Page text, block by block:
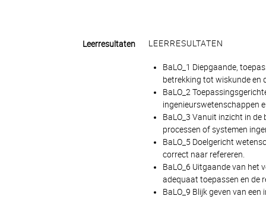
Leerresultaten LEERRESULTATEN
BaLO_1 Diepgaande,
betrekking tot wiskunde en
BaLO_2
ingenieurswetenschappen
BaLO_3 Vanuit inzicht in
processen of systemen
BaLO_5 Doelgericht
correct naar refereren.
BaLO_6 Uitgaande van het
adequaat toepassen en de
BaLO_9 Blijk geven van